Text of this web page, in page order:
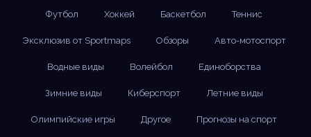
Футбол
Хоккей Баскетбол Теннис
Эксклюзив от Sportmaps Обзоры Авто-мотоспорт
Водные виды Волейбол Единоборства
Зимние виды Киберспорт Летние виды
Олимпийские игры Другое Прогнозы на спорт